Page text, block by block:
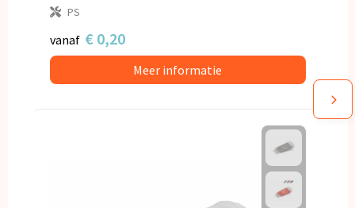
PS
vanaf € 0,20
Meer informatie